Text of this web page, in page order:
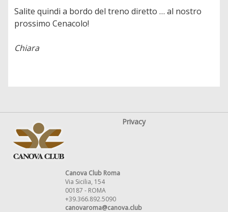
Salite quindi a bordo del treno diretto … al nostro
prossimo Cenacolo!
Chiara
Privacy
Canova Club Roma
Via Sicilia, 154
00187 - ROMA
+39.366.892.5090
canovaroma@canova.club